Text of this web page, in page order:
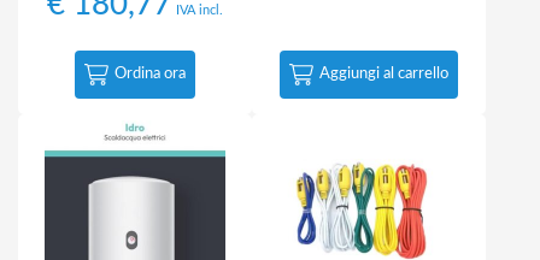
IVA incl.
Ordina ora Aggiungi al carrello